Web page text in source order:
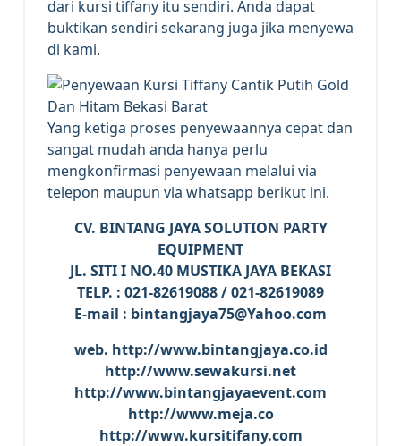
dari kursi tiffany itu sendiri. Anda dapat
buktikan sendiri sekarang juga jika menyewa
di kami.
Yang ketiga proses penyewaannya cepat dan
sangat mudah anda hanya perlu
mengkonfirmasi penyewaan melalui via
telepon maupun via whatsapp berikut ini.
CV. BINTANG JAYA SOLUTION PARTY
EQUIPMENT
JL. SITI I NO.40 MUSTIKA JAYA BEKASI
TELP. : 021-82619088 / 021-82619089
E-mail : bintangjaya75@Yahoo.com
web. http://www.bintangjaya.co.id
http://www.sewakursi.net
http://www.bintangjayaevent.com
http://www.meja.co
http://www.kursitifany.com